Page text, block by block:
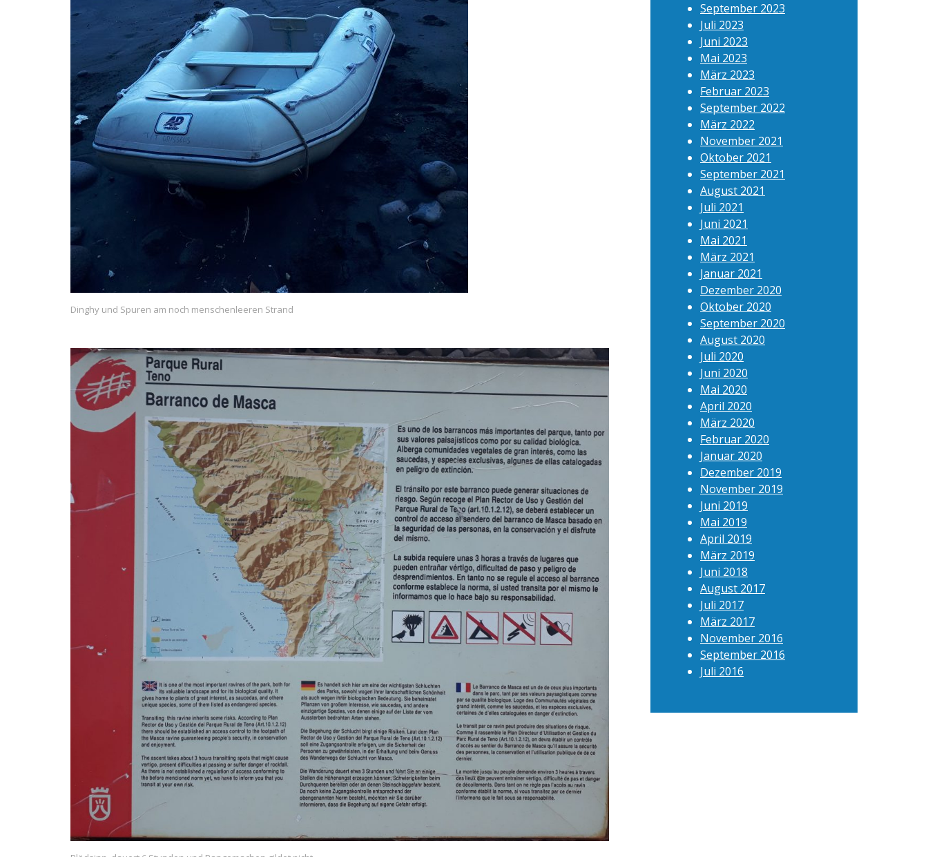
Dinghy und Spuren am noch menschenleeren Strand
September 2023
Juli 2023
Juni 2023
Mai 2023
März 2023
Februar 2023
September 2022
März 2022
November 2021
Oktober 2021
September 2021
August 2021
Juli 2021
Juni 2021
Mai 2021
März 2021
Januar 2021
Dezember 2020
Oktober 2020
September 2020
August 2020
Juli 2020
Juni 2020
Mai 2020
April 2020
März 2020
Februar 2020
Januar 2020
Dezember 2019
November 2019
Juni 2019
Mai 2019
April 2019
März 2019
Juni 2018
August 2017
Juli 2017
März 2017
November 2016
September 2016
Juli 2016